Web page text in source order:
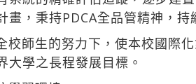
畫，秉持PDCA全品管精神，持
校師生的努力下，使本校國際
大學之長程發展目標。